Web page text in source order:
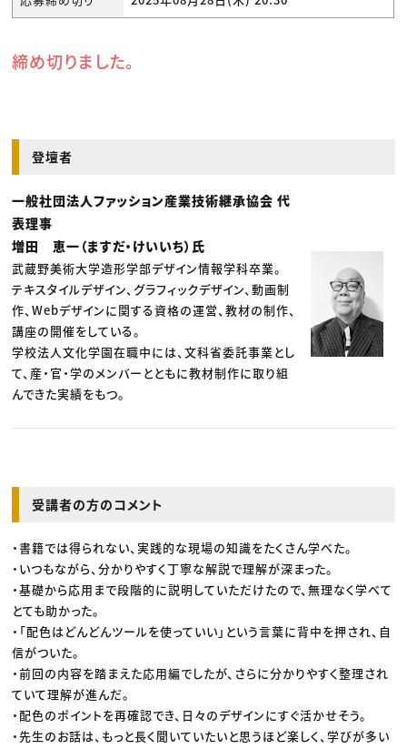
締め切りました。
登壇者
一般社団法人ファッション産業技術継承協会 代
表理事
増田 恵一（ますだ・けいいち）氏
武蔵野美術大学造形学部デザイン情報学科卒業。
テキスタイルデザイン、グラフィックデザイン、動画制
作、Webデザインに関する資格の運営、教材の制作、
講座の開催をしている。
学校法人文化学園在職中には、文科省委託事業とし
て、産・官・学のメンバーとともに教材制作に取り組
んできた実績をもつ。
受講者の方のコメント
・書籍では得られない、実践的な現場の知識をたくさん学べた。
・いつもながら、分かりやすく丁寧な解説で理解が深まった。
・基礎から応用まで段階的に説明していただけたので、無理なく学べて
とても助かった。
・「配色はどんどんツールを使っていい」という言葉に背中を押され、自
信がついた。
・前回の内容を踏まえた応用編でしたが、さらに分かりやすく整理され
ていて理解が進んだ。
・配色のポイントを再確認でき、日々のデザインにすぐ活かせそう。
・先生のお話は、もっと長く聞いていたいと思うほど楽しく、学びが多い